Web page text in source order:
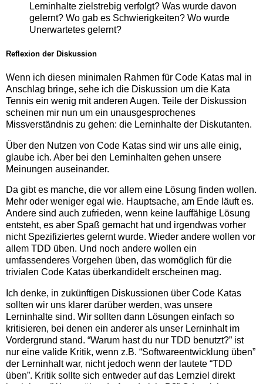
Lerninhalte zielstrebig verfolgt? Was wurde davon
gelernt? Wo gab es Schwierigkeiten? Wo wurde
Unerwartetes gelernt?
Reflexion der Diskussion
Wenn ich diesen minimalen Rahmen für Code Katas mal in
Anschlag bringe, sehe ich die Diskussion um die Kata
Tennis ein wenig mit anderen Augen. Teile der Diskussion
scheinen mir nun um ein unausgesprochenes
Missverständnis zu gehen: die Lerninhalte der Diskutanten.
Über den Nutzen von Code Katas sind wir uns alle einig,
glaube ich. Aber bei den Lerninhalten gehen unsere
Meinungen auseinander.
Da gibt es manche, die vor allem eine Lösung finden wollen.
Mehr oder weniger egal wie. Hauptsache, am Ende läuft es.
Andere sind auch zufrieden, wenn keine lauffähige Lösung
entsteht, es aber Spaß gemacht hat und irgendwas vorher
nicht Spezifiziertes gelernt wurde. Wieder andere wollen vor
allem TDD üben. Und noch andere wollen ein
umfassenderes Vorgehen üben, das womöglich für die
trivialen Code Katas überkandidelt erscheinen mag.
Ich denke, in zukünftigen Diskussionen über Code Katas
sollten wir uns klarer darüber werden, was unsere
Lerninhalte sind. Wir sollten dann Lösungen einfach so
kritisieren, bei denen ein anderer als unser Lerninhalt im
Vordergrund stand. “Warum hast du nur TDD benutzt?” ist
nur eine valide Kritik, wenn z.B. “Softwareentwicklung üben”
der Lerninhalt war, nicht jedoch wenn der lautete “TDD
üben”. Kritik sollte sich entweder auf das Lernziel direkt